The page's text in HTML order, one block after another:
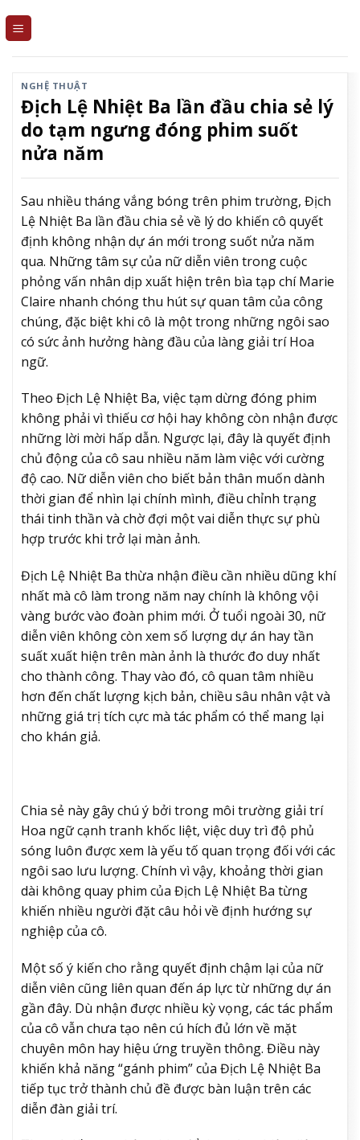
NGHỆ THUẬT
Địch Lệ Nhiệt Ba lần đầu chia sẻ lý
do tạm ngưng đóng phim suốt
nửa năm
Sau nhiều tháng vắng bóng trên phim trường, Địch
Lệ Nhiệt Ba lần đầu chia sẻ về lý do khiến cô quyết
định không nhận dự án mới trong suốt nửa năm
qua. Những tâm sự của nữ diễn viên trong cuộc
phỏng vấn nhân dịp xuất hiện trên bìa tạp chí Marie
Claire nhanh chóng thu hút sự quan tâm của công
chúng, đặc biệt khi cô là một trong những ngôi sao
có sức ảnh hưởng hàng đầu của làng giải trí Hoa
ngữ.
Theo Địch Lệ Nhiệt Ba, việc tạm dừng đóng phim
không phải vì thiếu cơ hội hay không còn nhận được
những lời mời hấp dẫn. Ngược lại, đây là quyết định
chủ động của cô sau nhiều năm làm việc với cường
độ cao. Nữ diễn viên cho biết bản thân muốn dành
thời gian để nhìn lại chính mình, điều chỉnh trạng
thái tinh thần và chờ đợi một vai diễn thực sự phù
hợp trước khi trở lại màn ảnh.
Địch Lệ Nhiệt Ba thừa nhận điều cần nhiều dũng khí
nhất mà cô làm trong năm nay chính là không vội
vàng bước vào đoàn phim mới. Ở tuổi ngoài 30, nữ
diễn viên không còn xem số lượng dự án hay tần
suất xuất hiện trên màn ảnh là thước đo duy nhất
cho thành công. Thay vào đó, cô quan tâm nhiều
hơn đến chất lượng kịch bản, chiều sâu nhân vật và
những giá trị tích cực mà tác phẩm có thể mang lại
cho khán giả.
Chia sẻ này gây chú ý bởi trong môi trường giải trí
Hoa ngữ cạnh tranh khốc liệt, việc duy trì độ phủ
sóng luôn được xem là yếu tố quan trọng đối với các
ngôi sao lưu lượng. Chính vì vậy, khoảng thời gian
dài không quay phim của Địch Lệ Nhiệt Ba từng
khiến nhiều người đặt câu hỏi về định hướng sự
nghiệp của cô.
Một số ý kiến cho rằng quyết định chậm lại của nữ
diễn viên cũng liên quan đến áp lực từ những dự án
gần đây. Dù nhận được nhiều kỳ vọng, các tác phẩm
của cô vẫn chưa tạo nên cú hích đủ lớn về mặt
chuyên môn hay hiệu ứng truyền thông. Điều này
khiến khả năng “gánh phim” của Địch Lệ Nhiệt Ba
tiếp tục trở thành chủ đề được bàn luận trên các
diễn đàn giải trí.